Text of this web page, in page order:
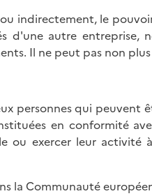
indirectement, le
d'une autre entreprise,
Il ne peut pas non
personnes qui peuvent
en conformité
ou exercer leur activité
la Communauté